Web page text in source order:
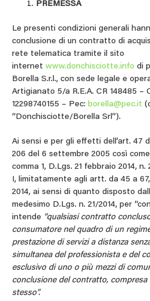
PREMESSA
Le presenti condizioni generali
conclusione di un contratto di
rete telematica tramite il sito
internet www.donchisciotte.info di
Borella S.r.l., con sede legale e
Artigianato 5/a R.E.A. CR 148485 –
12298740155 – Pec: borella@pec.it
“Donchisciotte/Borella Srl”).
Ai sensi e per gli effetti dell’art. 47
206 del 6 settembre 2005 così
comma 1, D.Lgs. 21 febbraio 2014,
I, limitatamente agli artt. da 45 a
2014, ai sensi di quanto disposto
medesimo D.Lgs. n. 21/2014, per
intende “qualsiasi contratto
consumatore nel quadro di un
prestazione di servizi a distanza
simultanea del professionista e del
esclusivo di uno o più mezzi di
conclusione del contratto,
stesso”.